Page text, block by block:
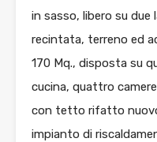
in sasso, libero su
recintata, terreno ed
170 Mq., disposta su
cucina, quattro
con tetto rifatto
impianto di